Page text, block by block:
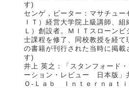
す)
センゲ，ピーター：マサチュー
ＩＴ）経営大学院上級講師、組
Ｌ）創設者。ＭＩＴスローン
士課程を修了、同校教授を経て
の書籍が刊行された当時に掲載
す)
井上 英之：「スタンフォード
ーション・レビュー 日本版」
Ｏ‐Ｌａｂ Ｉｎｔｅｒｎａｔ